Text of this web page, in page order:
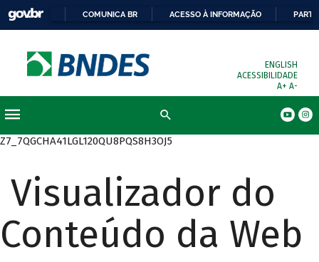
COMUNICA BR ACESSO À INFORMAÇÃO
ENGLISH
ACESSIBILIDADE
A+ A-
Z7_7QGCHA41LGL120QU8PQS8H3OJ5
Visualizador do
Conteúdo da Web